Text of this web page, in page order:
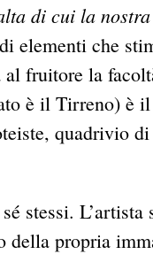
di cui la
elementi che
fruitore la
è il Tirreno) è
quadrivio
stessi.
della propria